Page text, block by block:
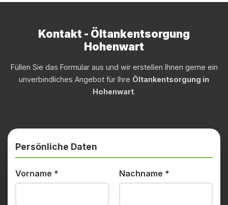
Kontakt - Öltankentsorgung
Hohenwart
Füllen Sie das Formular aus und wir erstellen Ihnen gerne ein
unverbindliches Angebot für Ihre Öltankentsorgung in
Hohenwart.
Persönliche Daten
Vorname * Nachname *